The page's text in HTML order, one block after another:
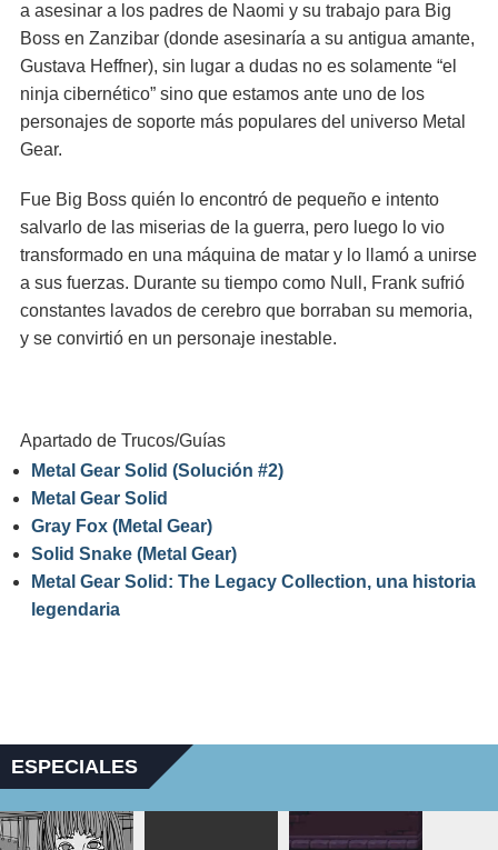
a asesinar a los padres de Naomi y su trabajo para Big
Boss en Zanzibar (donde asesinaría a su antigua amante,
Gustava Heffner), sin lugar a dudas no es solamente “el
ninja cibernético” sino que estamos ante uno de los
personajes de soporte más populares del universo Metal
Gear.
Fue Big Boss quién lo encontró de pequeño e intento
salvarlo de las miserias de la guerra, pero luego lo vio
transformado en una máquina de matar y lo llamó a unirse
a sus fuerzas. Durante su tiempo como Null, Frank sufrió
constantes lavados de cerebro que borraban su memoria,
y se convirtió en un personaje inestable.
Apartado de Trucos/Guías
Metal Gear Solid (Solución #2)
Metal Gear Solid
Gray Fox (Metal Gear)
Solid Snake (Metal Gear)
Metal Gear Solid: The Legacy Collection, una historia
legendaria
ESPECIALES